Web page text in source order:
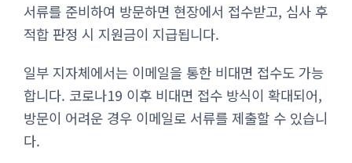
서류를 준비하여 방문하면 현장에서 접수받고, 심사 후
적합 판정 시 지원금이 지급됩니다.
일부 지자체에서는 이메일을 통한 비대면 접수도 가능
합니다. 코로나19 이후 비대면 접수 방식이 확대되어,
방문이 어려운 경우 이메일로 서류를 제출할 수 있습니
다.